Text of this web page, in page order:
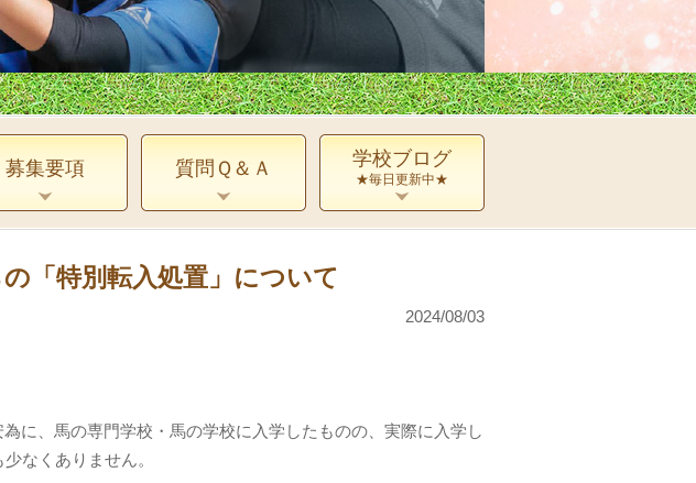
募集要項 質問Ｑ＆Ａ 学校ブログ
★毎日更新中★
「特別転入処置」について
2024/08/03
に、馬の専門学校・馬の学校に入学したものの、実際に入学し
なくありません。